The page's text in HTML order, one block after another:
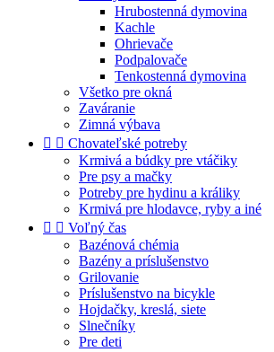
Hrubostenná dymovina
Kachle
Ohrievače
Podpalovače
Tenkostenná dymovina
Všetko pre okná
Zaváranie
Zimná výbava
  Chovateľské potreby
Krmivá a búdky pre vtáčiky
Pre psy a mačky
Potreby pre hydinu a králiky
Krmivá pre hlodavce, ryby a iné
  Voľný čas
Bazénová chémia
Bazény a príslušenstvo
Grilovanie
Príslušenstvo na bicykle
Hojdačky, kreslá, siete
Slnečníky
Pre deti